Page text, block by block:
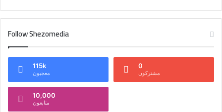
Follow Shezomedia
115k
معجبون
0
مشتركون
10,000
متابعون